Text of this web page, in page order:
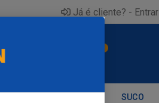
Já é cliente? - Entrar
SUCO